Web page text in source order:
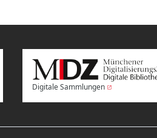
Digitale Sammlungen